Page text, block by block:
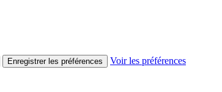
Enregistrer les préférences Voir les préférences